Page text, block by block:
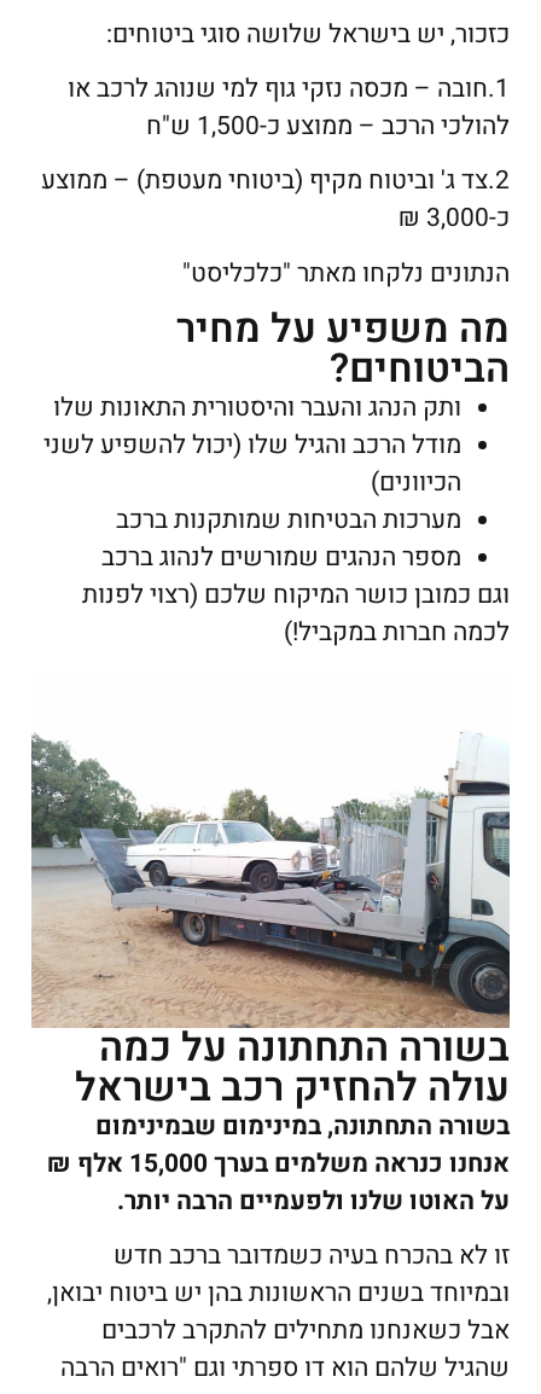
כזכור, יש בישראל שלושה סוגי ביטוחים:
1.חובה – מכסה נזקי גוף למי שנוהג לרכב או
להולכי הרכב – ממוצע כ-1,500 ש"ח
2.צד ג' וביטוח מקיף (ביטוחי מעטפת) – ממוצע
כ-3,000 ₪
הנתונים נלקחו מאתר "כלכליסט"
מה משפיע על מחיר
הביטוחים?
ותק הנהג והעבר והיסטורית התאונות שלו
מודל הרכב והגיל שלו (יכול להשפיע לשני
הכיוונים)
מערכות הבטיחות שמותקנות ברכב
מספר הנהגים שמורשים לנהוג ברכב
וגם כמובן כושר המיקוח שלכם (רצוי לפנות
לכמה חברות במקביל!)
בשורה התחתונה על כמה
עולה להחזיק רכב בישראל
בשורה התחתונה, במינימום שבמינימום
אנחנו כנראה משלמים בערך 15,000 אלף ₪
על האוטו שלנו ולפעמיים הרבה יותר.
זו לא בהכרח בעיה כשמדובר ברכב חדש
ובמיוחד בשנים הראשונות בהן יש ביטוח יבואן,
אבל כשאנחנו מתחילים להתקרב לרכבים
שהגיל שלהם הוא דו ספרתי וגם "רואים הרבה